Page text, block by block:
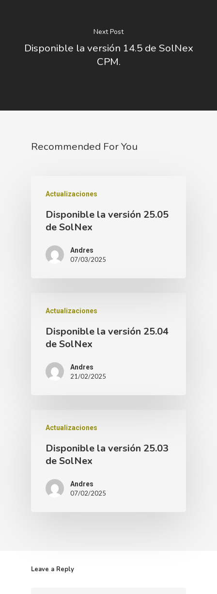
Next Post
Disponible la versión 14.5 de SolNex
CPM.
Recommended For You
Actualizaciones
Disponible la versión 25.05
de SolNex
Andres
07/03/2025
Actualizaciones
Disponible la versión 25.04
de SolNex
Andres
21/02/2025
Actualizaciones
Disponible la versión 25.03
de SolNex
Andres
07/02/2025
Leave a Reply